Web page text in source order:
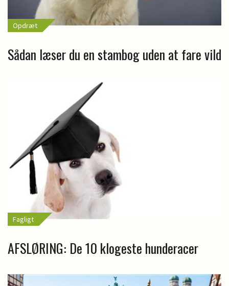
Opdræt
Sådan læser du en stambog uden at fare vild
Fagligt
AFSLØRING: De 10 klogeste hunderacer